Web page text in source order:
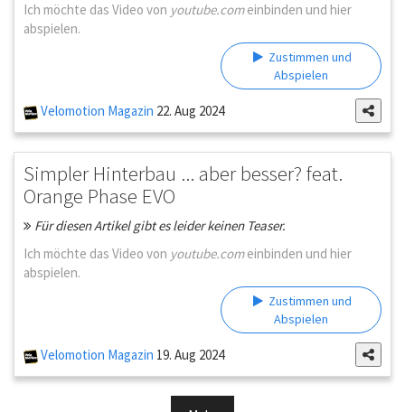
Ich möchte das Video von youtube.comeinbinden und hier
abspielen.
Zustimmen und
Abspielen
Velomotion Magazin 22. Aug 2024
Simpler Hinterbau ... aber besser? feat.
Orange Phase EVO
Für diesen Artikel gibt es leider keinen Teaser.
Ich möchte das Video von youtube.comeinbinden und hier
abspielen.
Zustimmen und
Abspielen
Velomotion Magazin 19. Aug 2024